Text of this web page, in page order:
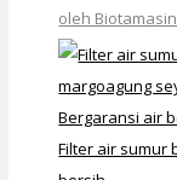
oleh
Filter air sumur